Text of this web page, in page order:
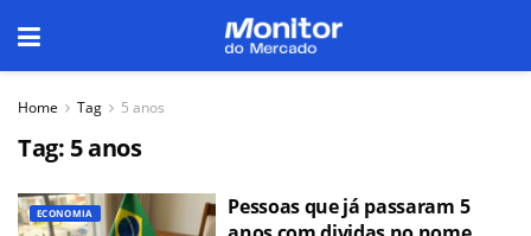
Home Tag 5 anos
Tag: 5 anos
ECONOMIA
Pessoas que já passaram 5